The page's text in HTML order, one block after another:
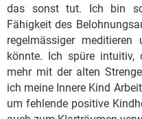
das sonst tut. Ich bin
Fähigkeit des
regelmässiger meditieren
könnte. Ich spüre
mehr mit der alten
ich meine Innere Kind
um fehlende positive